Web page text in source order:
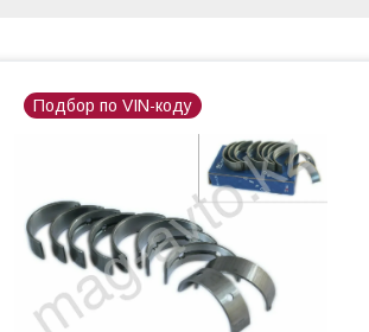
Подбор по VIN-коду